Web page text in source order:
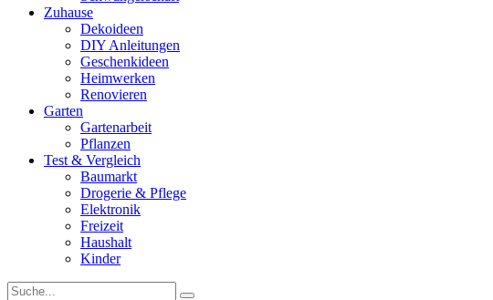
Zuhause
Dekoideen
DIY Anleitungen
Geschenkideen
Heimwerken
Renovieren
Garten
Gartenarbeit
Pflanzen
Test & Vergleich
Baumarkt
Drogerie & Pflege
Elektronik
Freizeit
Haushalt
Kinder